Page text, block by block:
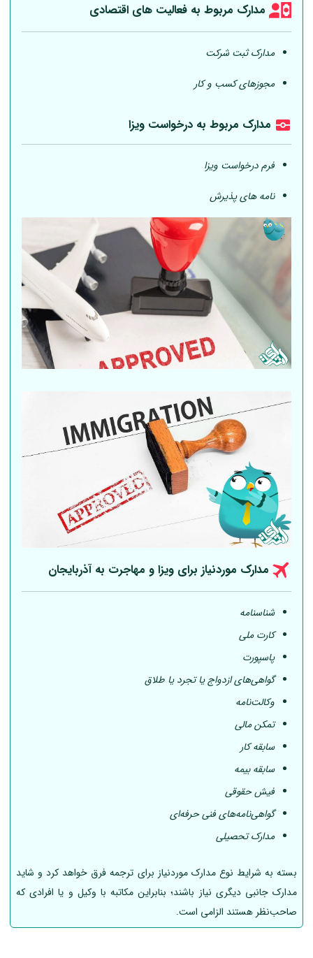
مدارک مربوط به فعالیت های اقتصادی
مدارک ثبت شرکت
مجوزهای کسب و کار
مدارک مربوط به درخواست ویزا
فرم درخواست ویزا
نامه های پذیرش
مدارک موردنیاز برای ویزا و مهاجرت به آذربایجان
شناسنامه
کارت ملی
پاسپورت
گواهی‌های ازدواج یا تجرد یا طلاق
وکالت‌نامه
تمکن مالی
سابقه کار
سابقه بیمه
فیش حقوقی
گواهی‌نامه‌های فنی حرفه‌ای
مدارک تحصیلی
بسته به شرایط نوع مدارک موردنیاز برای ترجمه فرق خواهد کرد و شاید
مدارک جانبی دیگری نیاز باشند؛ بنابراین مکاتبه با وکیل و یا افرادی که
صاحب‌نظر هستند الزامی است.